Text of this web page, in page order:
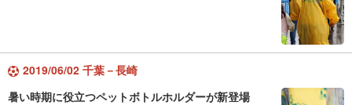
2019/06/02 千葉－長崎
暑い時期に役立つペットボトルホルダーが新登場